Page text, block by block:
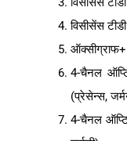
विसीसेंस
4-चैनल
(प्रेसेन्स,
4-चैनल